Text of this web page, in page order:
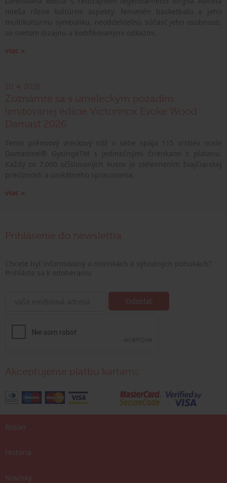
viac »
10. 4. 2026
Zoznámte sa s umeleckým pozadím
limitovanej edície Victorinox Evoke Wood
Damast 2026
viac »
Prihlásenie do newslettra
Akceptujeme platbu kartami:
Rosler
História
Novinky